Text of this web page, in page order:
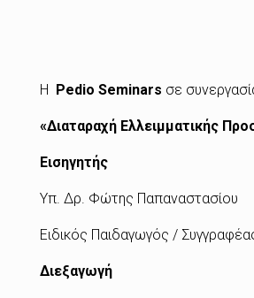
Η Pedio Seminars σε
«Διαταραχή Ελλειμματικής
Εισηγητής
Υπ. Δρ. Φώτης Παπαναστασίου
Ειδικός Παιδαγωγός /
Διεξαγωγή